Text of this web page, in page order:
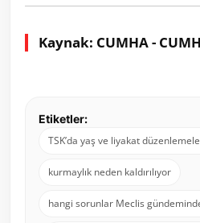
Kaynak: CUMHA -
Etiketler:
TSK’da yaş ve liyakat
kurmaylık neden kaldırılıyor
hangi sorunlar Meclis